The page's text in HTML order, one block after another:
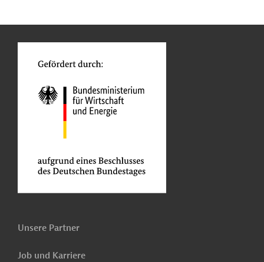
Unsere Partner
Job und Karriere